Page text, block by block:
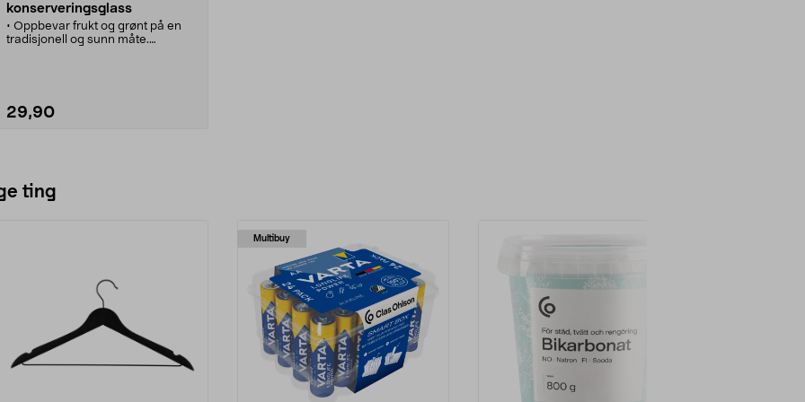
konserveringsglass
• Oppbevar frukt og grønt på en
tradisjonell og sunn måte.
• Utmerket også til oppbevaring av
tørrvarer.
29,90
ting
Multibuy